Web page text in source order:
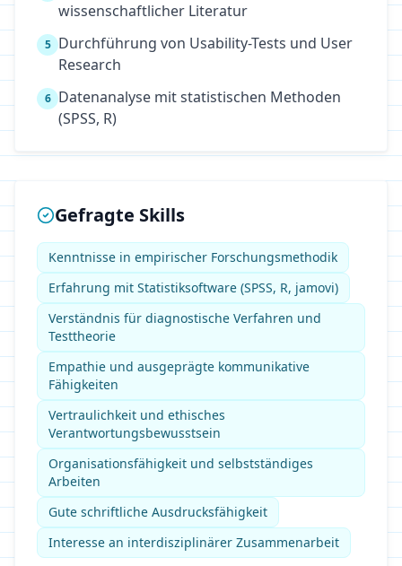
wissenschaftlicher Literatur
5 Durchführung von Usability-Tests und User
Research
6 Datenanalyse mit statistischen Methoden
(SPSS, R)
Gefragte Skills
Kenntnisse in empirischer Forschungsmethodik
Erfahrung mit Statistiksoftware (SPSS, R, jamovi)
Verständnis für diagnostische Verfahren und
Testtheorie
Empathie und ausgeprägte kommunikative
Fähigkeiten
Vertraulichkeit und ethisches
Verantwortungsbewusstsein
Organisationsfähigkeit und selbstständiges
Arbeiten
Gute schriftliche Ausdrucksfähigkeit
Interesse an interdisziplinärer Zusammenarbeit